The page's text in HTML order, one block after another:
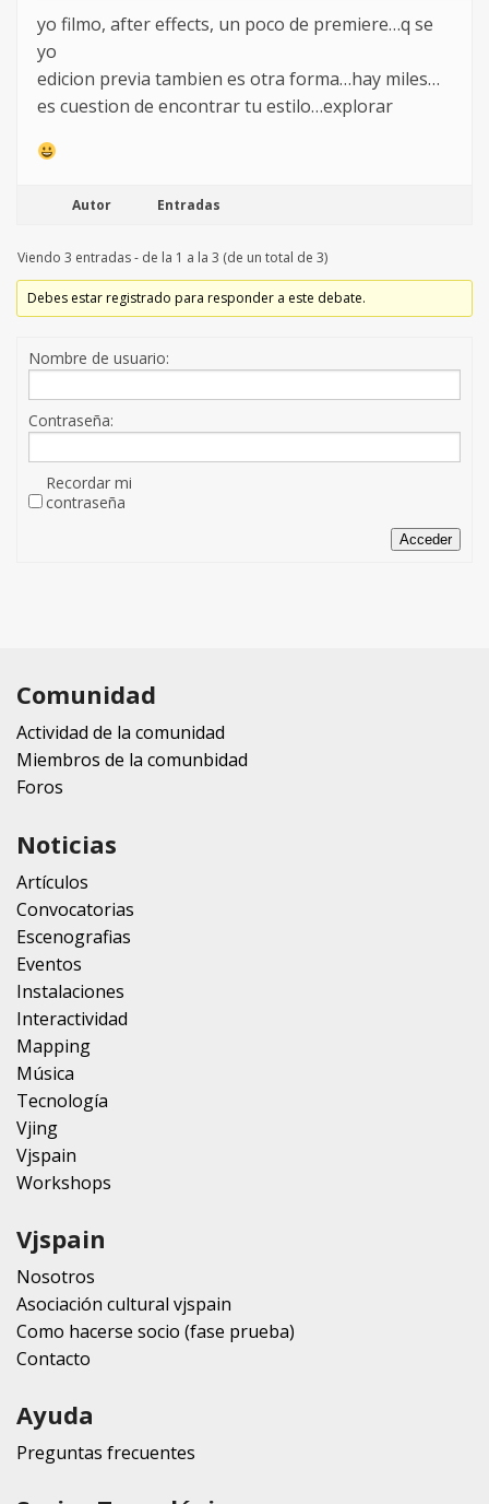
yo filmo, after effects, un poco de premiere…q se
yo
edicion previa tambien es otra forma…hay miles…
es cuestion de encontrar tu estilo…explorar
Autor Entradas
Viendo 3 entradas - de la 1 a la 3 (de un total de 3)
Debes estar registrado para responder a este debate.
Nombre de usuario:
Contraseña:
Recordar mi
contraseña
Acceder
Comunidad
Actividad de la comunidad
Miembros de la comunbidad
Foros
Noticias
Artículos
Convocatorias
Escenografias
Eventos
Instalaciones
Interactividad
Mapping
Música
Tecnología
Vjing
Vjspain
Workshops
Vjspain
Nosotros
Asociación cultural vjspain
Como hacerse socio (fase prueba)
Contacto
Ayuda
Preguntas frecuentes